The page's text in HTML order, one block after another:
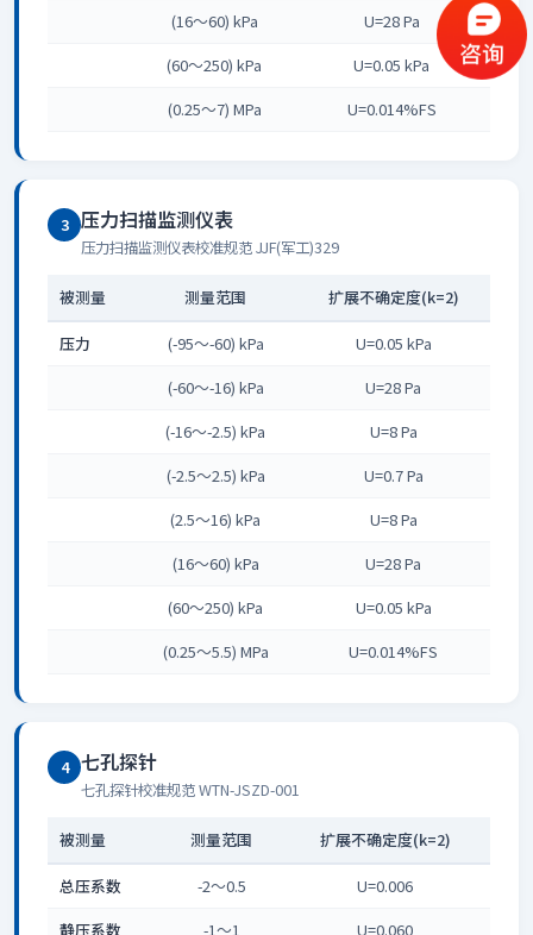
(16～60) kPa
U=28 Pa
(60～250) kPa
U=0.05 kPa
(0.25～7) MPa
U=0.014%FS
3 压力扫描监测仪表
压力扫描监测仪表校准规范 JJF(军工)329
被测量 测量范围 扩展不确定度(k=2)
压力 (-95～-60) kPa
U=0.05 kPa
(-60～-16) kPa
U=28 Pa
(-16～-2.5) kPa
U=8 Pa
(-2.5～2.5) kPa
U=0.7 Pa
(2.5～16) kPa
U=8 Pa
(16～60) kPa
U=28 Pa
(60～250) kPa
U=0.05 kPa
(0.25～5.5) MPa
U=0.014%FS
4 七孔探针
七孔探针校准规范 WTN-JSZD-001
被测量 测量范围 扩展不确定度(k=2)
总压系数 -2～0.5
U=0.006
静压系数
-1～1
U=0.060